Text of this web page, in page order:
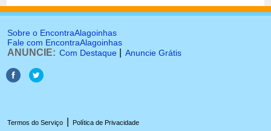
Sobre o EncontraAlagoinhas
Fale com EncontraAlagoinhas
ANUNCIE: Com Destaque Anuncie Grátis
Termos do Serviço Política de Privacidade